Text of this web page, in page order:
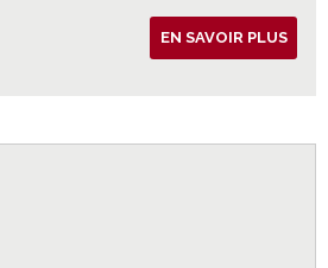
Vols inclus
EN SAVOIR PLUS